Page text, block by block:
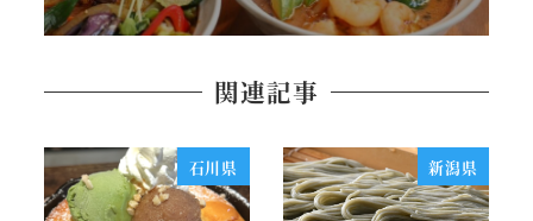
関連記事
石川県 新潟県